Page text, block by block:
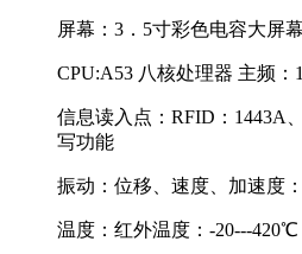
屏幕：3．5寸彩色电容大屏
CPU:A53 八核处理器 主频：
信息读入点：RFID：1443A
写功能
振动：位移、速度、加速度：
温度：红外温度：-20---420℃